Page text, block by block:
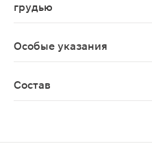
грудью
Особые указания
Состав